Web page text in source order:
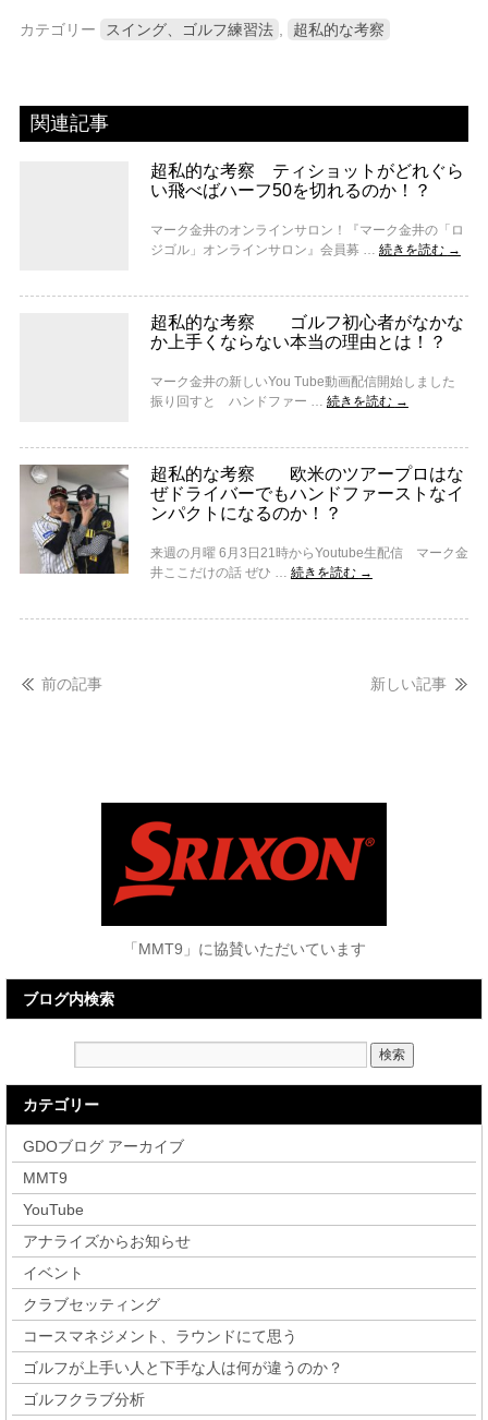
カテゴリー スイング、ゴルフ練習法 , 超私的な考察
関連記事
超私的な考察 ティショットがどれぐら
い飛べばハーフ50を切れるのか！？
マーク金井のオンラインサロン！『マーク金井の「ロ
ジゴル」オンラインサロン』会員募 … 続きを読む →
超私的な考察 ゴルフ初心者がなかな
か上手くならない本当の理由とは！？
マーク金井の新しいYou Tube動画配信開始しました
振り回すと ハンドファー … 続きを読む →
超私的な考察 欧米のツアープロはな
ぜドライバーでもハンドファーストなイ
ンパクトになるのか！？
来週の月曜 6月3日21時からYoutube生配信 マーク金
井ここだけの話 ぜひ … 続きを読む →
前の記事 新しい記事
「MMT9」に協賛いただいています
ブログ内検索
カテゴリー
GDOブログ アーカイブ
MMT9
YouTube
アナライズからお知らせ
イベント
クラブセッティング
コースマネジメント、ラウンドにて思う
ゴルフが上手い人と下手な人は何が違うのか？
ゴルフクラブ分析